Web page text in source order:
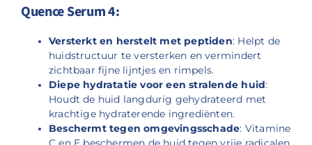
Quence Serum 4:
Versterkt en herstelt met peptiden: Helpt de
huidstructuur te versterken en vermindert
zichtbaar fijne lijntjes en rimpels.
Diepe hydratatie voor een stralende huid:
Houdt de huid langdurig gehydrateerd met
krachtige hydraterende ingrediënten.
Beschermt tegen omgevingsschade: Vitamine